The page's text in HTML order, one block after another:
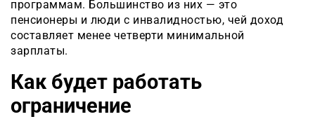
программам. Большинство из них — это
пенсионеры и люди с инвалидностью, чей доход
составляет менее четверти минимальной
зарплаты.
Как будет работать
ограничение